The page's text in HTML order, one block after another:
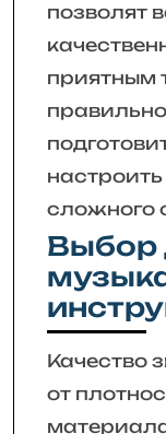
позволят
приятным
настроить
сложного
Выбор
Качество
от